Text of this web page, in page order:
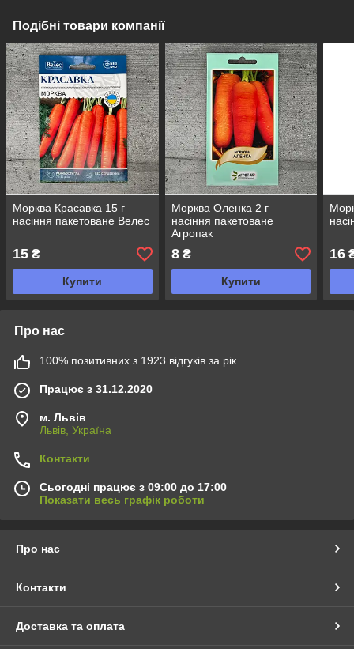
Подібні товари компанії
Морква Красавка 15 г
насіння пакетоване Велес
15 ₴
Купити
Морква Оленка 2 г
насіння пакетоване
Агропак
8₴
Купити
16
Про нас
100% позитивних з 1923 відгуків за рік
Працює з 31.12.2020
м. Львів
Львів, Україна
Контакти
Сьогодні працює з 09:00 до 17:00
Показати весь графік роботи
Про нас
Контакти
Доставка та оплата